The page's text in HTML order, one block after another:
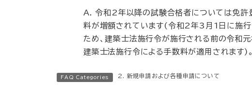
A. 令和2年以降の試験合格者については免許
料が増額されています(令和2年3月1日に施
ため、建築士法施行令が施行される前の令和
建築士法施行令による手数料が適用されます)。
FAQ Categories 2. 新規申請および各種申請について